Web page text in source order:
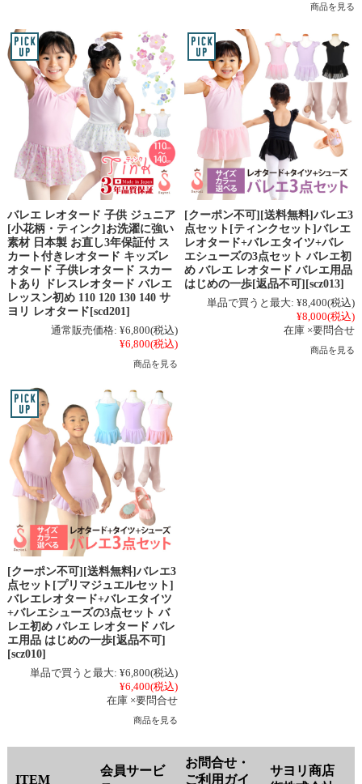
商品を見る
バレエ レオタード 子供 ジュニア
[小花柄・ティンク]お洗濯に強い
素材 日本製 お直し3年保証付 ス
カート付きレオタード キッズレ
オタード 子供レオタード スカー
トあり ドレスレオタード バレエ
レッスン初め 110 120 130 140 サ
ヨリ レオタード[scd201]
通常販売価格: ¥6,800(税込)
¥6,800(税込)
商品を見る
[クーポン不可][送料無料]バレエ3
点セット[ティンクセット]バレエ
レオタード+バレエタイツ+バレ
エシューズの3点セット バレエ初
め バレエ レオタード バレエ用品
はじめの一歩[返品不可][scz013]
単品で買うと最大: ¥8,400(税込)
¥8,000(税込)
在庫 ×要問合せ
商品を見る
[クーポン不可][送料無料]バレエ3
点セット[プリマジュエルセット]
バレエレオタード+バレエタイツ
+バレエシューズの3点セット バ
レエ初め バレエ レオタード バレ
エ用品 はじめの一歩[返品不可]
[scz010]
単品で買うと最大: ¥6,800(税込)
¥6,400(税込)
在庫 ×要問合せ
商品を見る
ITEM
会員サービ
お問合せ・
ご利用ガイ
サヨリ商店